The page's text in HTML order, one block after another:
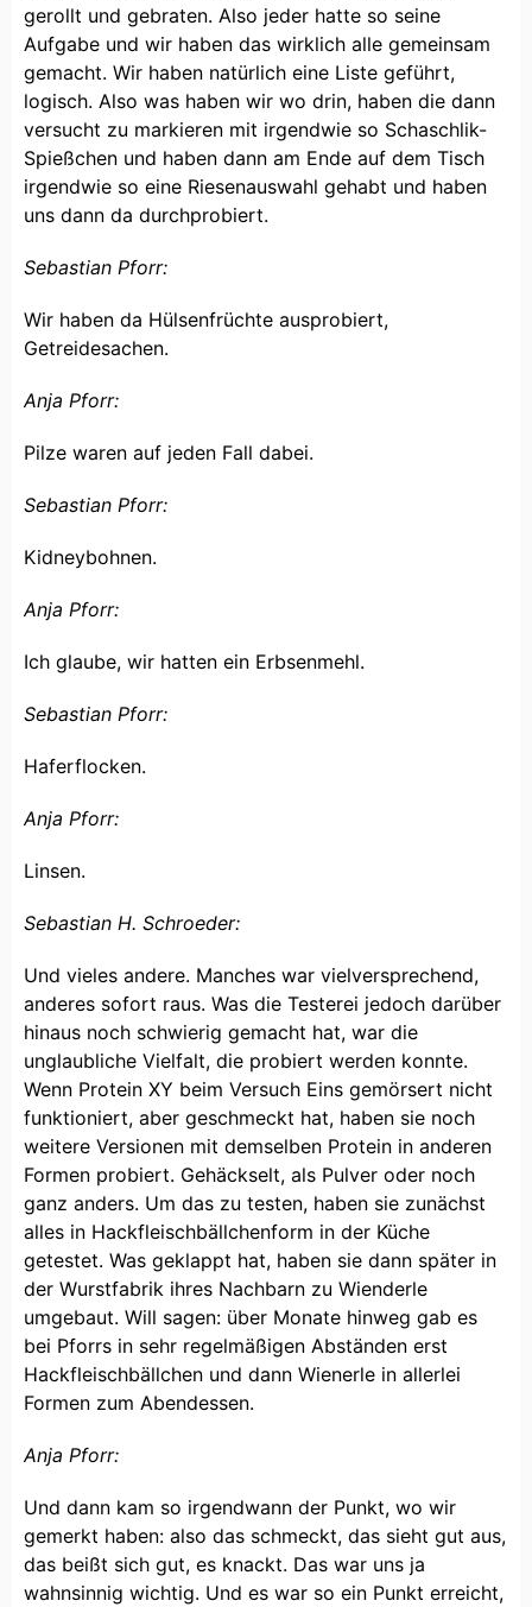
gerollt und gebraten. Also jeder hatte so seine
Aufgabe und wir haben das wirklich alle gemeinsam
gemacht. Wir haben natürlich eine Liste geführt,
logisch. Also was haben wir wo drin, haben die dann
versucht zu markieren mit irgendwie so Schaschlik-
Spießchen und haben dann am Ende auf dem Tisch
irgendwie so eine Riesenauswahl gehabt und haben
uns dann da durchprobiert.
Sebastian Pforr:
Wir haben da Hülsenfrüchte ausprobiert,
Getreidesachen.
Anja Pforr:
Pilze waren auf jeden Fall dabei.
Sebastian Pforr:
Kidneybohnen.
Anja Pforr:
Ich glaube, wir hatten ein Erbsenmehl.
Sebastian Pforr:
Haferflocken.
Anja Pforr:
Linsen.
Sebastian H. Schroeder:
Und vieles andere. Manches war vielversprechend,
anderes sofort raus. Was die Testerei jedoch darüber
hinaus noch schwierig gemacht hat, war die
unglaubliche Vielfalt, die probiert werden konnte.
Wenn Protein XY beim Versuch Eins gemörsert nicht
funktioniert, aber geschmeckt hat, haben sie noch
weitere Versionen mit demselben Protein in anderen
Formen probiert. Gehäckselt, als Pulver oder noch
ganz anders. Um das zu testen, haben sie zunächst
alles in Hackfleischbällchenform in der Küche
getestet. Was geklappt hat, haben sie dann später in
der Wurstfabrik ihres Nachbarn zu Wienderle
umgebaut. Will sagen: über Monate hinweg gab es
bei Pforrs in sehr regelmäßigen Abständen erst
Hackfleischbällchen und dann Wienerle in allerlei
Formen zum Abendessen.
Anja Pforr:
Und dann kam so irgendwann der Punkt, wo wir
gemerkt haben: also das schmeckt, das sieht gut aus,
das beißt sich gut, es knackt. Das war uns ja
wahnsinnig wichtig. Und es war so ein Punkt erreicht,